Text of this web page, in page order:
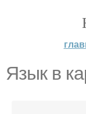
Язык в